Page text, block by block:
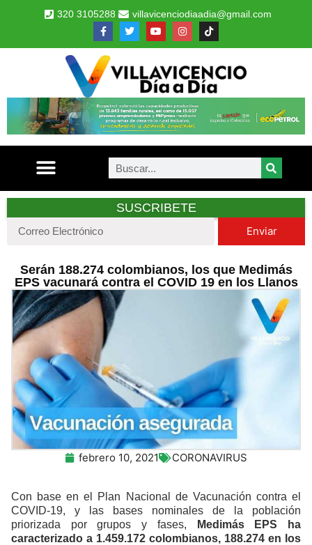
320 3105288 villavicenciodiaadia@gmail.com
SUSCRIBETE
Enviar
Serán 188.274 colombianos, los que Medimás
EPS vacunará contra el COVID 19 en los Llanos
febrero 10, 2021 CORONAVIRUS
Con base en el Plan Nacional de Vacunación contra el
COVID-19, y las bases nominales de la población
priorizada por grupos y fases,
Medimás EPS ha
caracterizado a 1.459.172 colombianos, 188.274 en los